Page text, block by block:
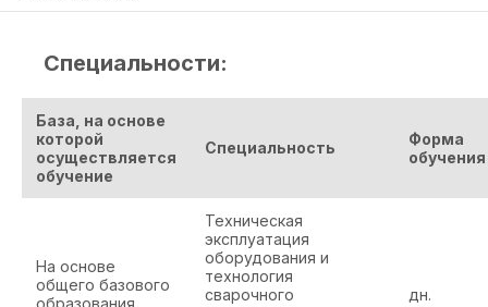
Специальности:
База, на основе
которой
осуществляется
обучение
Специальность
Форма
обучения
На основе
общего базового
образования
Техническая
эксплуатация
оборудования и
технология
сварочного
дн.